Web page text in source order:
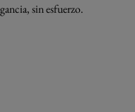
sin esfuerzo.